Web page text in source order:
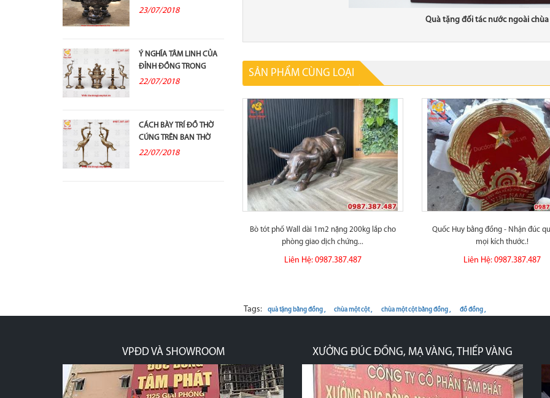
CẤP VÀ Ý...
23/07/2018
Ý NGHĨA TÂM LINH CỦA
ĐỈNH ĐỒNG TRONG
THỜ CÚNG TỔ TIÊN
22/07/2018
CÁCH BÀY TRÍ ĐỒ THỜ
CÚNG TRÊN BAN THỜ
GIA TIÊN
22/07/2018
Quà tặng đối tác nước ngoài
SẢN PHẨM CÙNG LOẠI
Bò tót phố Wall dài 1m2 nặng 200kg lắp cho
phòng giao dịch chứng...
Liên Hệ: 0987.387.487
Quốc Huy bằng đồng - Nhận đúc
mọi kích thước.!
Liên Hệ: 0987.387.487
Tags: quà tặng bằng đồng , chùa một cột , chùa một cột bằng đồng , đồ đồng ,
XƯỞNG ĐÚC ĐỒNG, MẠ VÀNG, THIẾP VÀNG CHI NHÁNH MIỀN TRUNG